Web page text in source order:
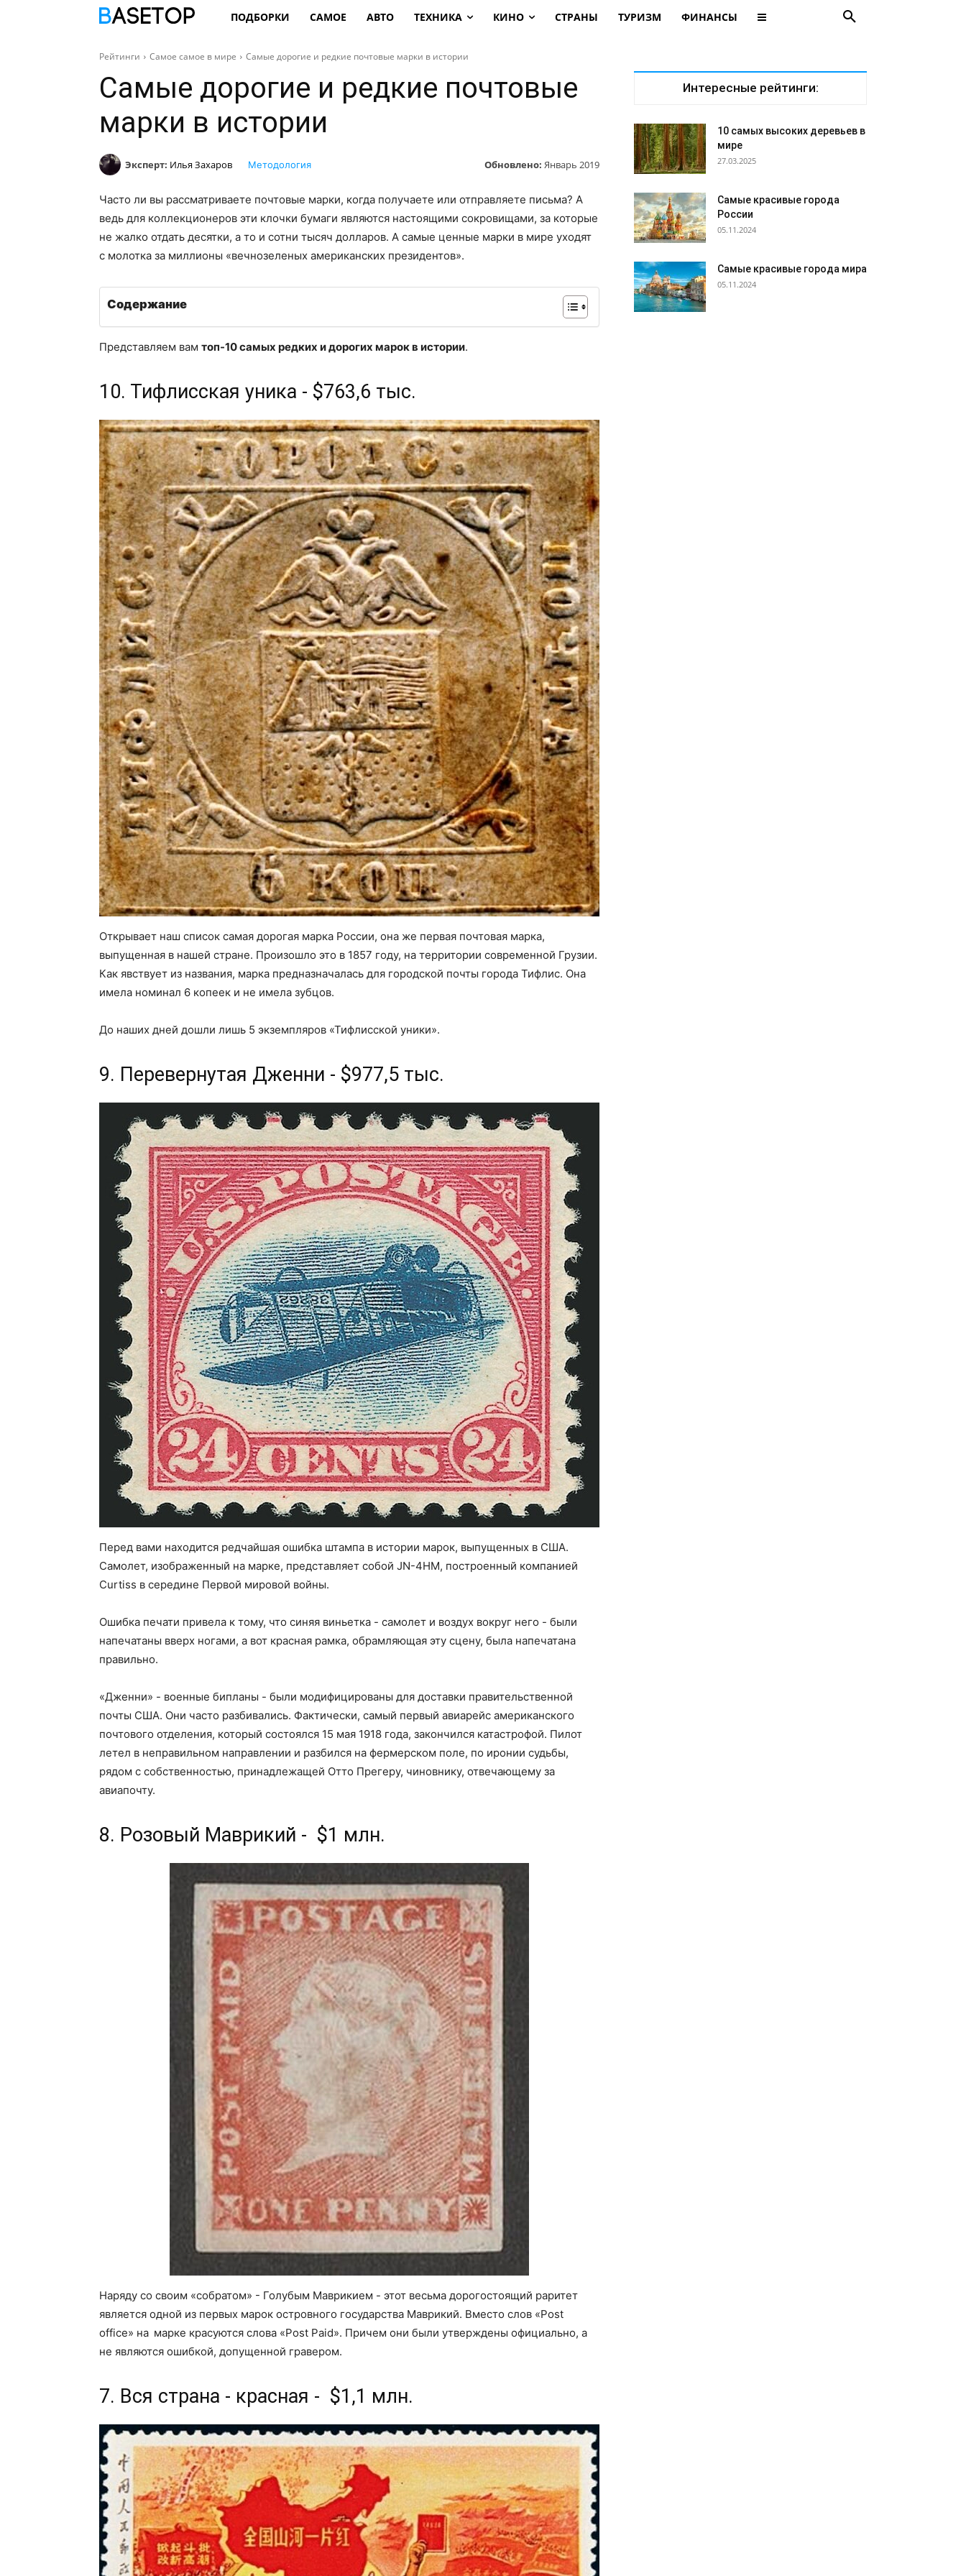
ПОДБОРКИ САМОЕ АВТО ТЕХНИКА КИНО СТРАНЫ ТУРИЗМ ФИНАНСЫ
Рейтинги Самое самое в мире Самые дорогие и редкие почтовые марки в истории
Самые дорогие и редкие почтовые
марки в истории
Эксперт: Илья Захаров Обновлено: Январь 2019
Методология
Часто ли вы рассматриваете почтовые марки, когда получаете или отправляете письма? А
ведь для коллекционеров эти клочки бумаги являются настоящими сокровищами, за которые
не жалко отдать десятки, а то и сотни тысяч долларов. А самые ценные марки в мире уходят
с молотка за миллионы «вечнозеленых американских президентов».
Содержание
Представляем вам топ-10 самых редких и дорогих марок в истории.
10. Тифлисская уника - $763,6 тыс.
Открывает наш список самая дорогая марка России, она же первая почтовая марка,
выпущенная в нашей стране. Произошло это в 1857 году, на территории современной Грузии.
Как явствует из названия, марка предназначалась для городской почты города Тифлис. Она
имела номинал 6 копеек и не имела зубцов.
До наших дней дошли лишь 5 экземпляров «Тифлисской уники».
9. Перевернутая Дженни - $977,5 тыс.
Перед вами находится редчайшая ошибка штампа в истории марок, выпущенных в США.
Самолет, изображенный на марке, представляет собой JN-4HM, построенный компанией
Curtiss в середине Первой мировой войны.
Ошибка печати привела к тому, что синяя виньетка - самолет и воздух вокруг него - были
напечатаны вверх ногами, а вот красная рамка, обрамляющая эту сцену, была напечатана
правильно.
«Дженни» - военные бипланы - были модифицированы для доставки правительственной
почты США. Они часто разбивались. Фактически, самый первый авиарейс американского
почтового отделения, который состоялся 15 мая 1918 года, закончился катастрофой. Пилот
летел в неправильном направлении и разбился на фермерском поле, по иронии судьбы,
рядом с собственностью, принадлежащей Отто Прегеру, чиновнику, отвечающему за
авиапочту.
8. Розовый Маврикий - $1 млн.
Наряду со своим «собратом» - Голубым Маврикием - этот весьма дорогостоящий раритет
является одной из первых марок островного государства Маврикий. Вместо слов «Post
office» на марке красуются слова «Post Paid». Причем они были утверждены официально, а
не являются ошибкой, допущенной гравером.
7. Вся страна - красная - $1,1 млн.
Интересные рейтинги:
10 самых высоких деревьев в
мире
27.03.2025
Самые красивые города
России
05.11.2024
Самые красивые города мира
05.11.2024